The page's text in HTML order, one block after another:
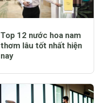
Top 12 nước hoa nam
thơm lâu tốt nhất hiện
nay